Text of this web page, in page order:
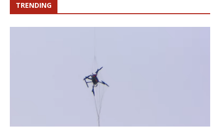
TRENDING